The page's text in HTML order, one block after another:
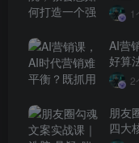
幕】 1
AI营
好算
求【2
朋友
四大